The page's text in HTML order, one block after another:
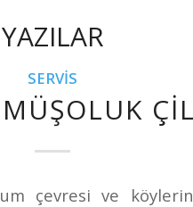
YAZILAR
SERVIS
çevresi ve